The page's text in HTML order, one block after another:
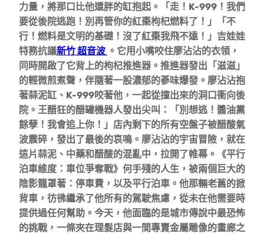
力量，將那口比他還胖的缸抱起。「走！K-999！我們
要從後院逃跑！別再管你的紅棗枸杞燃料了！」「不
行！燃料是文明的基礎！沒了紅棗我飛不遠！」吉娃娃
特務抗議新竹 超音波 。它用小嘴咬住廖沾沾的衣領，
同時開啟了它背上的枸杞推進器。推進器發出「滋滋」
的輕微煎煮聲，伴隨著一股濃郁的蔘味爆發。廖沾沾抱
著蒜泥缸、K-999咬著他，一起從撞出來的洞口衝向後
院。王醋狂的醋罐機器人發出尖叫：「別想逃！醬油黨
餘孽！我會追上你！」店內剩下的所有空盤子被醋酸氣
波震碎，發出了最後的哀鳴。廖沾沾的宇宙冒險，就在
這片蒜泥、中藥和醋酸的混亂中，拉開了帷幕。《平行
泊車維度：車位爭奪戰》何手殘的人生，被兩個巨大的
陰影籠罩著：停車費，以及平行泊車。他那輛老舊的掀
背車，彷彿繼承了他所有的駕駛焦慮，從未在他需要時
提供過任何幫助。今天，他面臨的是城市傳說中最恐怖
的挑戰，一條夾在理髮店與一間專賣金屬雕像的畫廊之